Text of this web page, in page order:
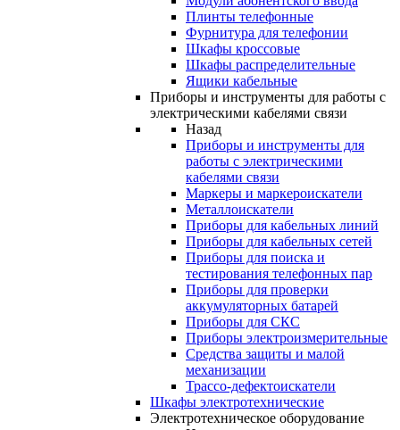
Плинты телефонные
Фурнитура для телефонии
Шкафы кроссовые
Шкафы распределительные
Ящики кабельные
Приборы и инструменты для работы с
электрическими кабелями связи
Назад
Приборы и инструменты для
работы с электрическими
кабелями связи
Маркеры и маркероискатели
Металлоискатели
Приборы для кабельных линий
Приборы для кабельных сетей
Приборы для поиска и
тестирования телефонных пар
Приборы для проверки
аккумуляторных батарей
Приборы для СКС
Приборы электроизмерительные
Средства защиты и малой
механизации
Трассо-дефектоискатели
Шкафы электротехнические
Электротехническое оборудование